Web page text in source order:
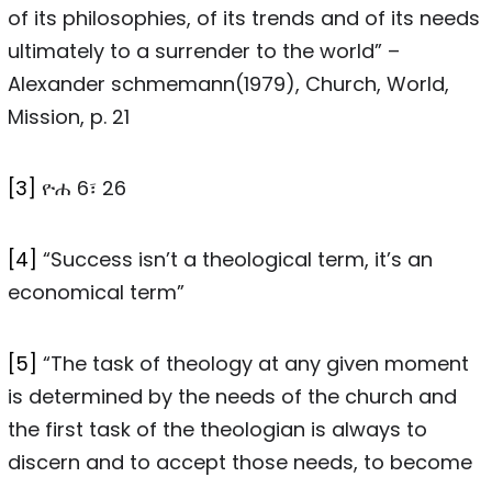
of its philosophies, of its trends and of its needs
ultimately to a surrender to the world” –
Alexander schmemann(1979), Church, World,
Mission, p. 21
[3] ዮሐ 6፣ 26
[4] “Success isn’t a theological term, it’s an
economical term”
[5] “The task of theology at any given moment
is determined by the needs of the church and
the first task of the theologian is always to
discern and to accept those needs, to become